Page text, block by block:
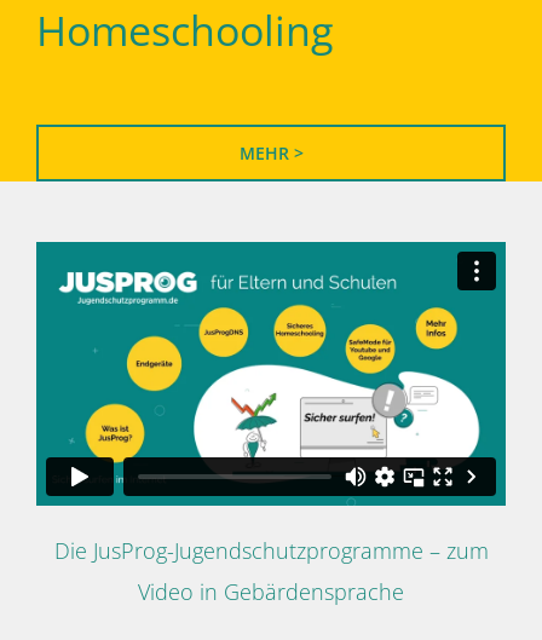
Homeschooling
MEHR >
Die JusProg-Jugendschutzprogramme – zum
Video in Gebärdensprache